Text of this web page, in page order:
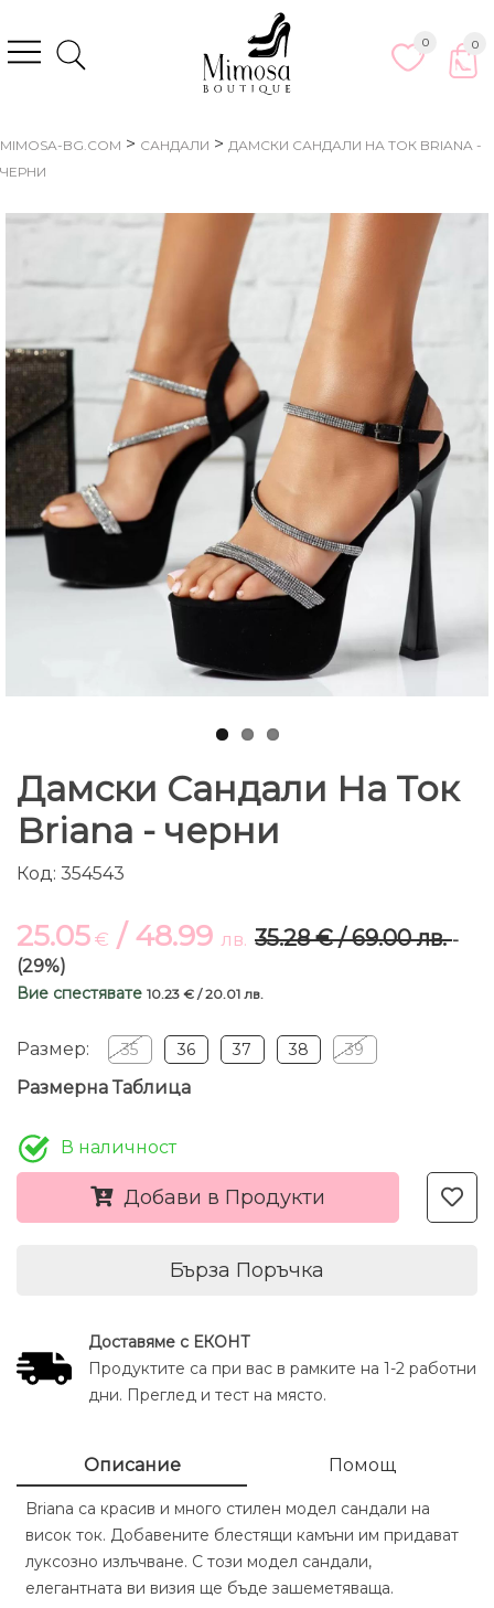
0
0
MIMOSA-BG.COM > САНДАЛИ > ДАМСКИ САНДАЛИ НА ТОК BRIANA -
ЧЕРНИ
Дамски Сандали На Ток
Briana - черни
Код: 354543
25.05 € / 48.99 лв. 35.28 € / 69.00 лв.-
(29%)
Вие спестявате 10.23 € / 20.01 лв.
Размер: 35 36 37 38 39
Размерна Таблица
В наличност
Добави в Продукти
Бърза Поръчка
Доставяме с ЕКОНТ
Продуктите са при вас в рамките на 1-2 работни
дни. Преглед и тест на място.
Описание Помощ
Briana са красив и много стилен модел сандали на
висок ток. Добавените блестящи камъни им придават
луксозно излъчване. С този модел сандали,
елегантната ви визия ще бъде зашеметяваща.